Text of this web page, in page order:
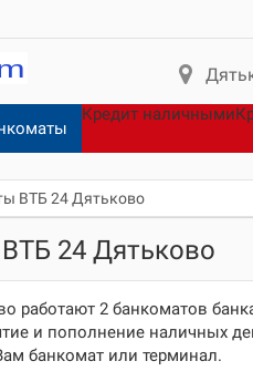
Кредит наличными
ВТБ 24 Дятьково
24 Дятьково
работают 2 банкоматов
и пополнение наличных
банкомат или терминал.